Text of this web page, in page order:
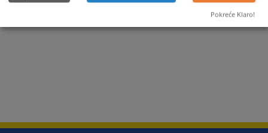
Pokreće Klaro!